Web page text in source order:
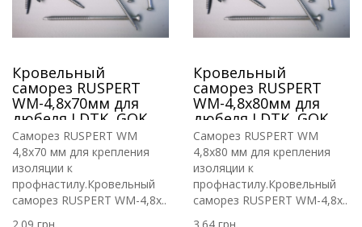
Кровельный
саморез RUSPERT
WM-4,8х70мм для
дюбеля LDTK, GOK,
RIF.
Саморез RUSPERT WM
4,8х70 мм для крепления
изоляции к
профнастилу.Кровельный
саморез RUSPERT WM-4,8х..
Кровельный
саморез RUSPERT
WM-4,8х80мм для
дюбеля LDTK, GOK,
RIF.
Саморез RUSPERT WM
4,8х80 мм для крепления
изоляции к
профнастилу.Кровельный
саморез RUSPERT WM-4,8х..